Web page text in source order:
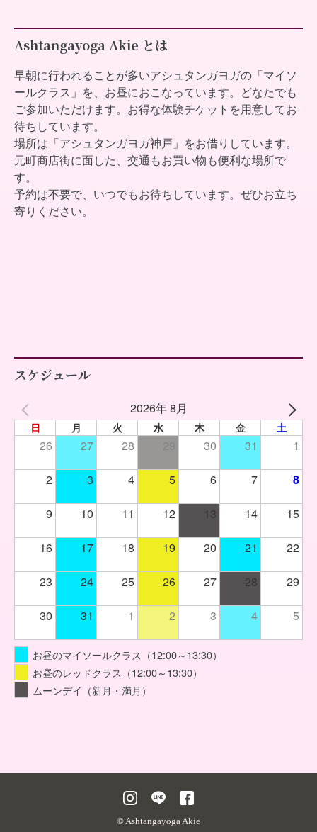
Ashtangayoga Akie とは
早朝に行われることが多いアシュタンガヨガの「マイソ
ールクラス」を、お昼におこなっています。どなたでも
ご参加いただけます。お得な体験チケットを用意してお
待ちしています。
場所は「アシュタンガヨガ神戸」をお借りしています。
元町商店街に面した、交通もお買い物も便利な場所で
す。
予約は不要で、いつでもお待ちしています。ぜひお立ち
寄りください。
スケジュール
2026年 8月
日 月 火 水 木 金 土
26 27 28 30 31 1
2 3 4 5 6 7 8
9 10 11 12 13 14 15
16 17 18 19 20 21 22
23 24 25 26 27 28 29
30 31 1 2 3 4 5
お昼のマイソールクラス（12:00～13:30）
お昼のレッドクラス（12:00～13:30）
ムーンデイ（新月・満月）
© Ashtangayoga Akie